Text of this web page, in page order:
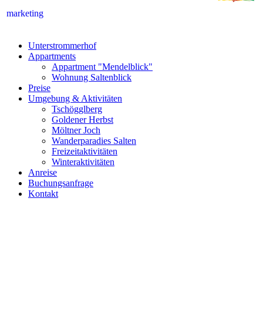
marketing
Unterstrommerhof
Appartments
Appartment "Mendelblick"
Wohnung Saltenblick
Preise
Umgebung & Aktivitäten
Tschögglberg
Goldener Herbst
Möltner Joch
Wanderparadies Salten
Freizeitaktivitäten
Winteraktivitäten
Anreise
Buchungsanfrage
Kontakt